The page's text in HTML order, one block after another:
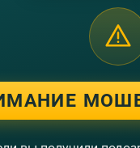
назначения
отправки
при переводе.